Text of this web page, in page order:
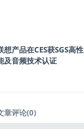
想产品在CES获SGS高性
及音频技术认证
章评论(0)